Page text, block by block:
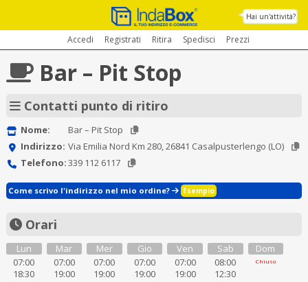
Hai un'attività?
Accedi Registrati Ritira Spedisci Prezzi
Bar – Pit Stop
Contatti punto di ritiro
Nome:
Bar – Pit Stop
Indirizzo: Via Emilia Nord Km 280, 26841 Casalpusterlengo (LO)
Telefono:339 112 6117
Come scrivo l'indirizzo nel mio ordine? Esempio
Orari
Lun
07:00
18:30
Mar
07:00
19:00
Mer
07:00
19:00
Gio
07:00
19:00
Ven
07:00
19:00
Sab
08:00
12:30
Dom
Chiuso